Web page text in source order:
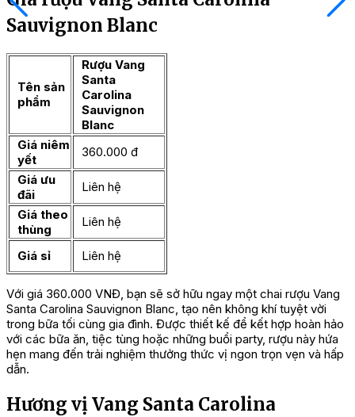
Sauvignon Blanc
Tên sản
phẩm
Rượu Vang
Santa
Carolina
Sauvignon
Blanc
Giá niêm
yết
360.000 đ
Giá ưu
đãi
Liên hệ
Giá theo
thùng
Liên hệ
Giá sỉ Liên hệ
Với giá 360.000 VNĐ, bạn sẽ sở hữu ngay một chai rượu Vang
Santa Carolina Sauvignon Blanc, tạo nên không khí tuyệt vời
trong bữa tối cùng gia đình. Được thiết kế để kết hợp hoàn hảo
với các bữa ăn, tiệc tùng hoặc những buổi party, rượu này hứa
hẹn mang đến trải nghiệm thưởng thức vị ngon trọn vẹn và hấp
dẫn.
Hương vị Vang Santa Carolina